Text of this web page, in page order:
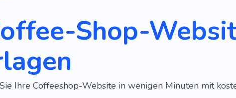
Shop-
Ihre Coffeeshop-Website in wenigen Minuten mit